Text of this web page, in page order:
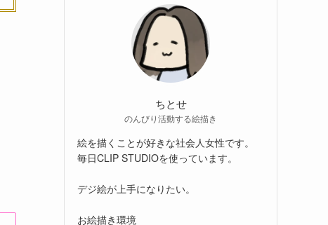
ちとせ
のんびり活動する絵描き
絵を描くことが好きな社会人女性です。
毎日CLIP STUDIOを使っています。
デジ絵が上手になりたい。
お絵描き環境